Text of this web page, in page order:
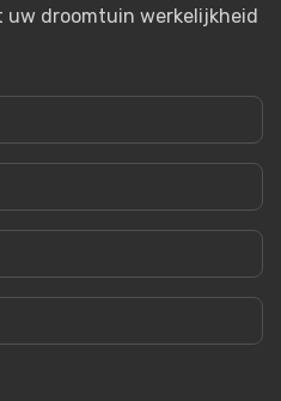
droomtuin werkelijkheid